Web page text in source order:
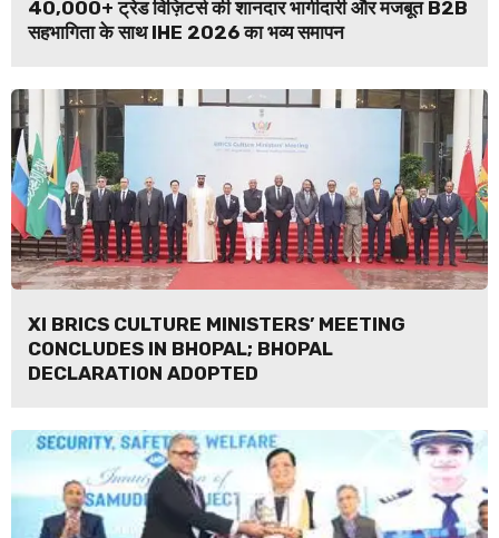
40,000+ ट्रेड विज़िटर्स की शानदार भागीदारी और मजबूत B2B
सहभागिता के साथ IHE 2026 का भव्य समापन
XI BRICS CULTURE MINISTERS’ MEETING
CONCLUDES IN BHOPAL; BHOPAL
DECLARATION ADOPTED